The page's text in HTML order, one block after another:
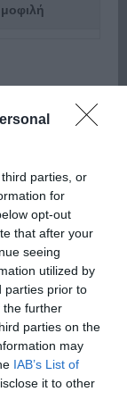
parties, or
for
opt-out
that after your
seeing
utilized by
parties prior to
the further
parties on the
may
IAB’s List of
it to other